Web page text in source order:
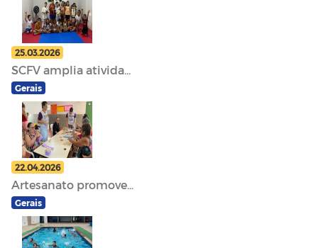
25.03.2026
SCFV amplia ativida...
Gerais
22.04.2026
Artesanato promove...
Gerais